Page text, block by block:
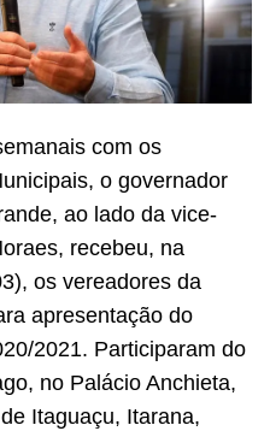
com os
o governador
ao lado da vice-
recebeu, na
os vereadores da
apresentação do
2021. Participaram do
no Palácio Anchieta,
Itaguaçu, Itarana,